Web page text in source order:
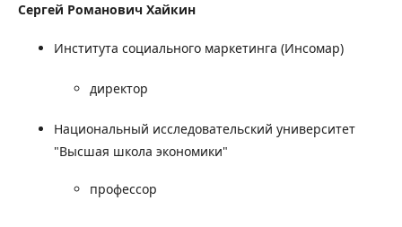
Сергей Романович Хайкин
Института социального маркетинга (Инсомар)
директор
Национальный исследовательский университет
"Высшая школа экономики"
профессор